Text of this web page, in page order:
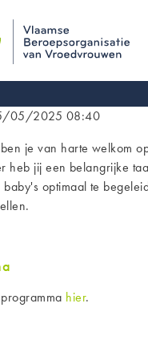
05/2025 08:40
ben je van harte welkom
heb jij een belangrijke
baby's optimaal te
hier.